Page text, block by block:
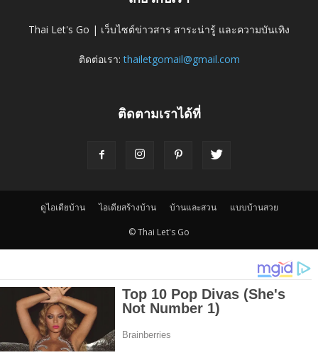
Thai Let's Go | เว็บไซต์ข่าวสาร สาระน่ารู้ และความบันเทิง
ติดต่อเรา:thailetgomail@gmail.com
ติดตามเราได้ที่
ดูไอเดียบ้าน ไอเดียสร้างบ้าน บ้านและสวน แบบบ้านสวย
© Thai Let's Go